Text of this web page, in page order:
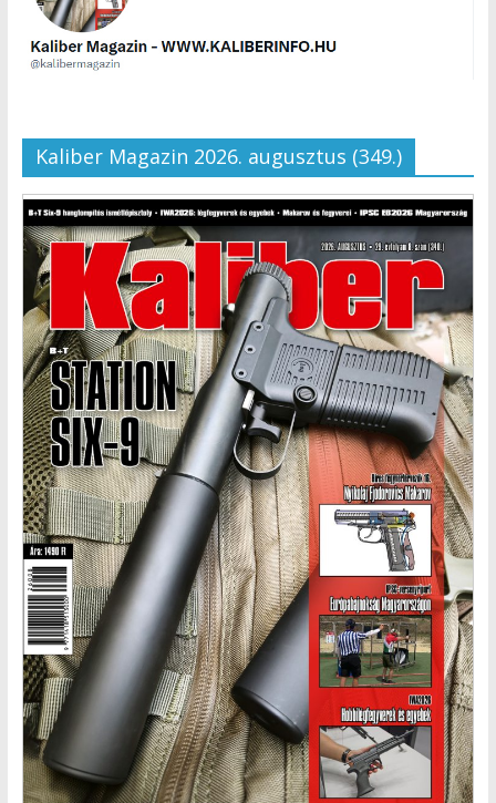
Kaliber Magazin 2026. augusztus (349.)